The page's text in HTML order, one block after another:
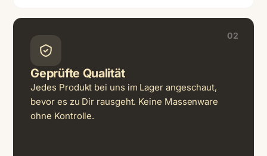
02
Geprüfte Qualität
Jedes Produkt bei uns im Lager angeschaut,
bevor es zu Dir rausgeht. Keine Massenware
ohne Kontrolle.